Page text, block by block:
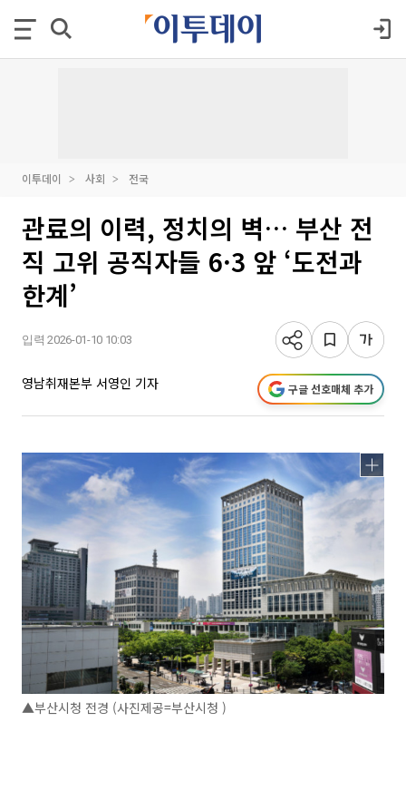
이투데이 사회 전국
관료의 이력, 정치의 벽… 부산 전
직 고위 공직자들 6·3 앞 ‘도전과
한계’
입력 2026-01-10 10:03
영남취재본부 서영인 기자 구글 선호매체 추가
▲부산시청 전경 (사진제공=부산시청 )